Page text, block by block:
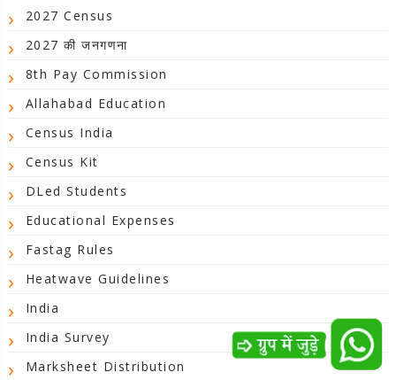
2027 Census
2027 की जनगणना
8th Pay Commission
Allahabad Education
Census India
Census Kit
DLed Students
Educational Expenses
Fastag Rules
Heatwave Guidelines
India
India Survey
Marksheet Distribution